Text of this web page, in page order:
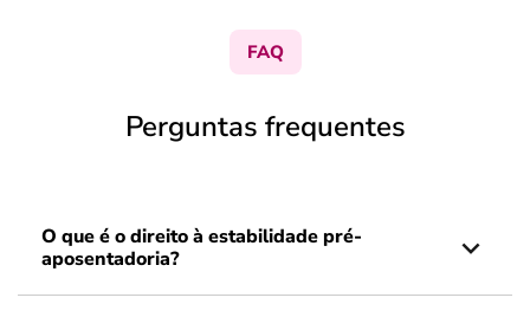
FAQ
Perguntas frequentes
O que é o direito à estabilidade pré-
aposentadoria?